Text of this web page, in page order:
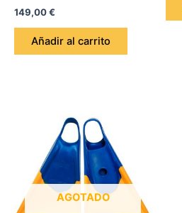
149,00€
Añadir al carrito
AGOTADO